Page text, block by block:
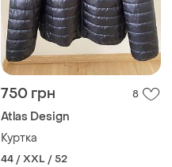
750 грн 8
Atlas Design
Куртка
44 / XXL / 52